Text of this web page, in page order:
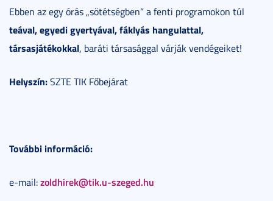
Ebben az egy órás „sötétségben” a fenti programokon túl
teával, egyedi gyertyával, fáklyás hangulattal,
társasjátékokkal, baráti társasággal várják vendégeiket!
Helyszín:SZTE TIK Főbejárat
További információ:
e-mail:zoldhirek@tik.u-szeged.hu